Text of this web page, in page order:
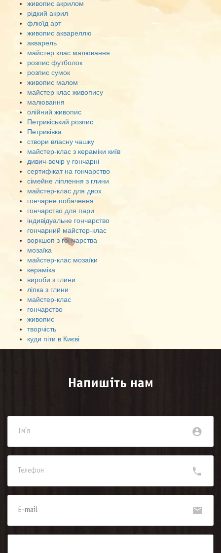
живопис акрилом
рідкий акрил
флюїд арт
живопис аквареллю
акварель
майстер клас малювання
розпис футболок
розпис сумок
живопис малом
майстер клас живопису
малювання
олійний живопис
Петрикіський розпис
Петриківка
створи власну чашку
майстер-клас з кераміки київ
дивич-вечір у гончарні
сертифікат на гончарство
сімейне ліплення з глини
майстер-клас для двох
гончарне побачення
гончарство для пари
індивідуальне гончарство
гончарний майстер-клас
воркшоп з гончарства
мозаїка
майстер-клас мозаїки
кераміка
вироби з глини
ліпка з глини
майстер-клас
гончарство
живопис
творчість
куди піти в Києві
Напишіть нам